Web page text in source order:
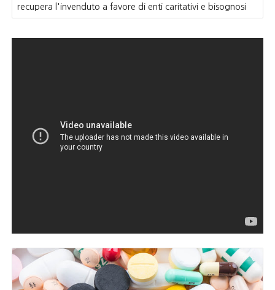
recupera l'invenduto a favore di enti caritativi e bisognosi